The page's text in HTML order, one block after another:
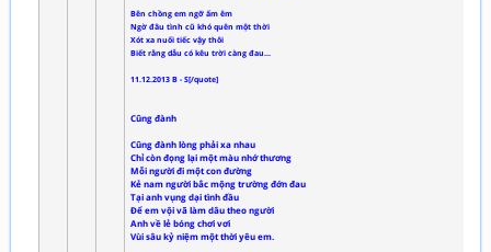
Bên chồng em ngỡ ấm êm
Ngờ đâu tình cũ khó quên một thời
Xót xa nuối tiếc vậy thôi
Biết rằng dẫu có kêu trời càng đau...
11.12.2013 B - S[/quote]
Cũng đành
Cũng đành lòng phải xa nhau
Chỉ còn đọng lại một màu nhớ thương
Mỗi người đi một con đường
Kẻ nam người bắc mộng trường đớn đau
Tại anh vụng dại tình đầu
Để em vội vã làm dâu theo người
Anh về lẻ bóng chơi vơi
Vùi sâu kỷ niệm một thời yêu em.